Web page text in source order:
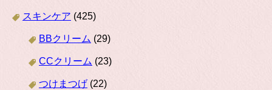
スキンケア (425)
BBクリーム (29)
CCクリーム (23)
つけまつげ(22)